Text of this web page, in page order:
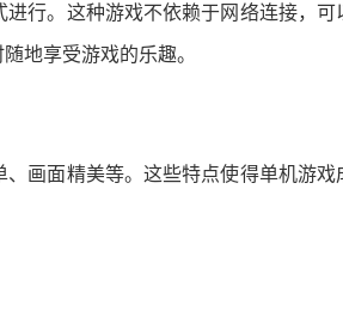
行。这种游戏不依赖于网络连接，可
地享受游戏的乐趣。
画面精美等。这些特点使得单机游戏